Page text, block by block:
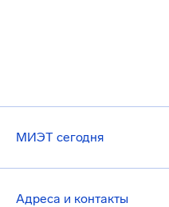
МИЭТ сегодня
Адреса и контакты